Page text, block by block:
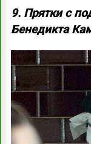
9. Прятки с
Бенедикта